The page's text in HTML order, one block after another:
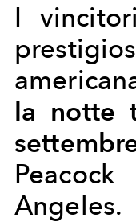
I
la notte
Angeles.